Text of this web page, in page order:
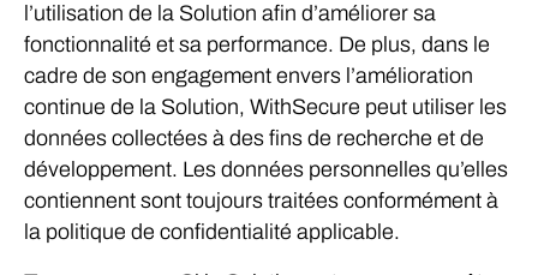
l’utilisation de la Solution afin d’améliorer sa
fonctionnalité et sa performance. De plus, dans le
cadre de son engagement envers l’amélioration
continue de la Solution, WithSecure peut utiliser les
données collectées à des fins de recherche et de
développement. Les données personnelles qu’elles
contiennent sont toujours traitées conformément à
la politique de confidentialité applicable.